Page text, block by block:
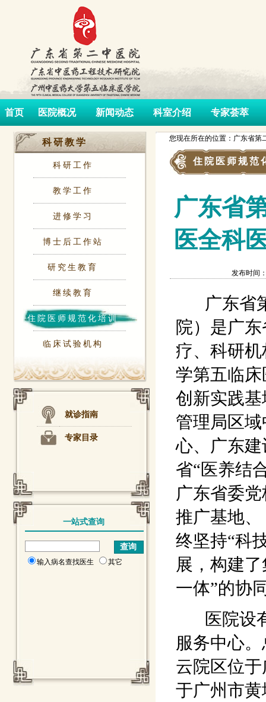
首页 医院概况 新闻动态 科室介绍 专家荟萃
科研教学
科研工作
教学工作
进修学习
博士后工作站
研究生教育
继续教育
住院医师规范化培训
临床试验机构
就诊指南
专家目录
一站式查询
输入病名查找医生 其它
您现在所在的位置：广东省第
住院医师规范
广东省
医全科
发布时间
广东省第
院）是广
疗、科研
学第五临
创新实践
管理局区
心、广东
省“医养结
广东省委
推广基地
终坚持“科
展，构建
一体”的协
医院设有
服务中心
云院区位
于广州市